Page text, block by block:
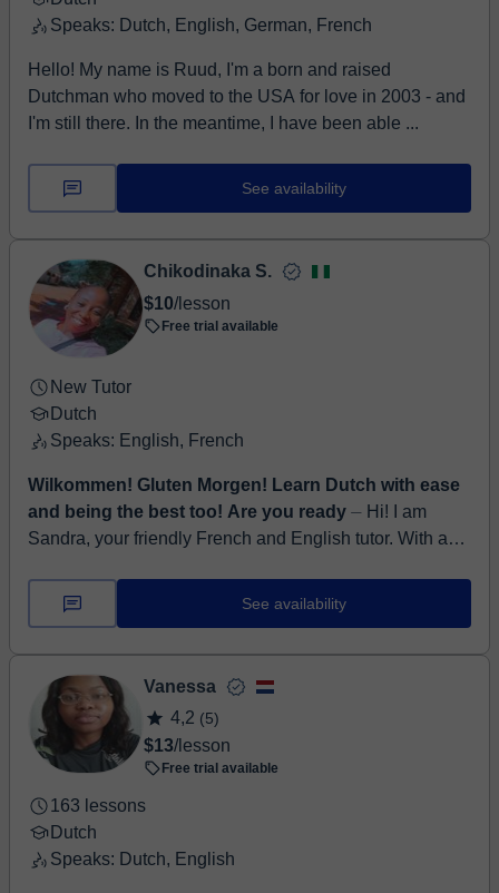
Speaks: Dutch, English, German, French
Hello! My name is Ruud, I'm a born and raised
Dutchman who moved to the USA for love in 2003 - and
I'm still there. In the meantime, I have been able ...
See availability
Chikodinaka S.
$10/lesson
Free trial available
New Tutor
Dutch
Speaks: English, French
Wilkommen! Gluten Morgen! Learn Dutch with ease
and being the best too! Are you ready ⏤ Hi! I am
Sandra, your friendly French and English tutor. With a
Postgraduate degree in Education, I am passi...
See availability
Vanessa
4,2 (5)
$13/lesson
Free trial available
163 lessons
Dutch
Speaks: Dutch, English